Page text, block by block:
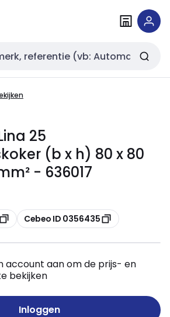
25
(b x h) 80 x 80
- 636017
Kopiëren
Cebeo ID 0356435
account aan om de prijs- en
bekijken
Inloggen